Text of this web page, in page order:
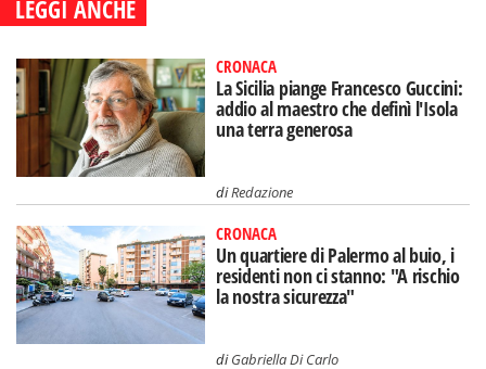
LEGGI ANCHE
CRONACA
La Sicilia piange Francesco Guccini:
addio al maestro che definì l'Isola
una terra generosa
diRedazione
CRONACA
Un quartiere di Palermo al buio, i
residenti non ci stanno: "A rischio
la nostra sicurezza"
diGabriella Di Carlo